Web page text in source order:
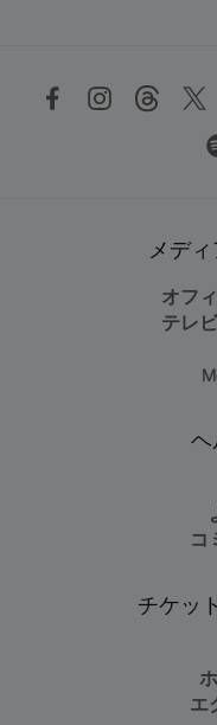
メデ
オフ
テレ
ヘ
コ
チケッ
エ